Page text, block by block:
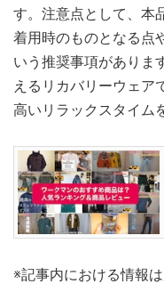
す。注意点として、本
着用時のものとなる点
いう推奨事項がありま
えるリカバリーウェア
高いリラックスタイム
※記事内における情報